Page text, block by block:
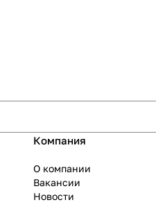
Компания
О компании
Вакансии
Новости